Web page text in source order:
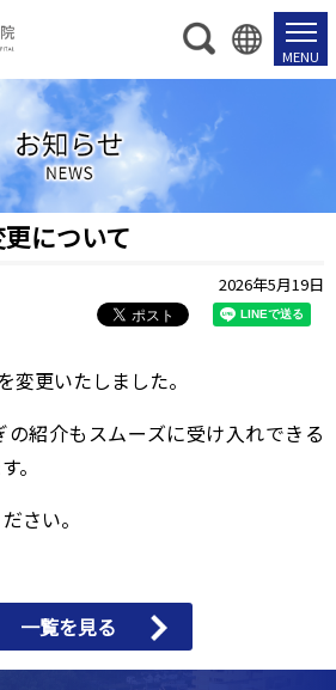
について
2026年5月19日
変更いたしました。
紹介もスムーズに受け入れできる
。
さい。
一覧を見る